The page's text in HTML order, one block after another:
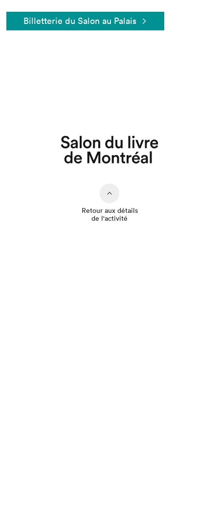
Billetterie du Salon au Palais
Retour aux détails
de l'activité